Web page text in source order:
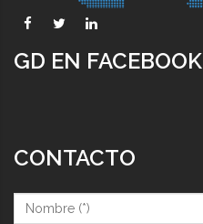
GD EN FACEBOOK
CONTACTO
Nombre (*)*